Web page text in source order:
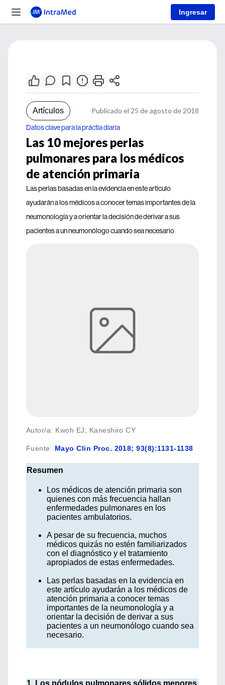
Ingresar
Artículos Publicado el 25 de agosto de 2018
Datos clave para la práctia diaria
Las 10 mejores perlas
pulmonares para los médicos
de atención primaria
Las perlas basadas en la evidencia en este artículo
ayudarán a los médicos a conocer temas importantes de la
neumonología y a orientar la decisión de derivar a sus
pacientes a un neumonólogo cuando sea necesario
Autor/a: Kwoh EJ; Kaneshiro CY
Fuente: Mayo Clin Proc. 2018; 93(8):1131-1138
Resumen
Los médicos de atención primaria son
quienes con más frecuencia hallan
enfermedades pulmonares en los
pacientes ambulatorios.
A pesar de su frecuencia, muchos
médicos quizás no estén familiarizados
con el diagnóstico y el tratamiento
apropiados de estas enfermedades.
Las perlas basadas en la evidencia en
este artículo ayudarán a los médicos de
atención primaria a conocer temas
importantes de la neumonología y a
orientar la decisión de derivar a sus
pacientes a un neumonólogo cuando sea
necesario.
1. Los nódulos pulmonares sólidos menores